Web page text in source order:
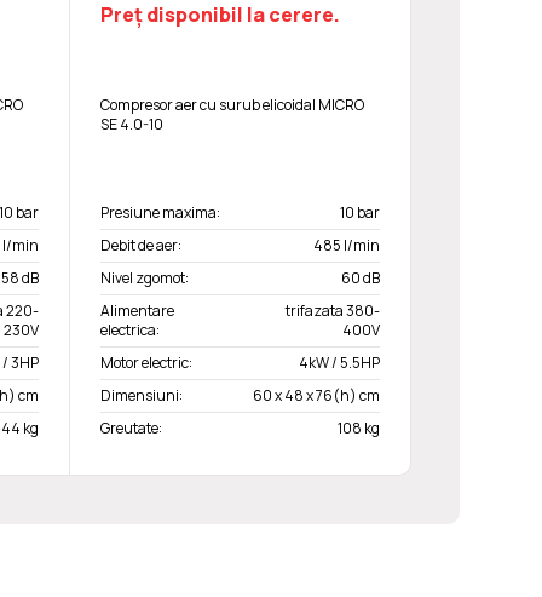
10 bar
min
58 dB
220-
230V
3HP
cm
kg
Preț disponibil la cerere.
Compresor aer cu surub elicoidal MICRO
SE 4.0-10
Presiune maxima:
10 bar
Debit de aer:
485 l/min
Nivel zgomot:
60 dB
Alimentare
electrica:
trifazata 380-
400V
Motor electric:
4kW / 5.5HP
Dimensiuni:
60 x 48 x 76(h) cm
Greutate:
108 kg